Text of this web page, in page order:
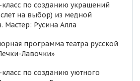
класс по созданию украшений
на выбор) из медной
Мастер: Русина Алла
программа театра русской
Лавочки»
по созданию уютного